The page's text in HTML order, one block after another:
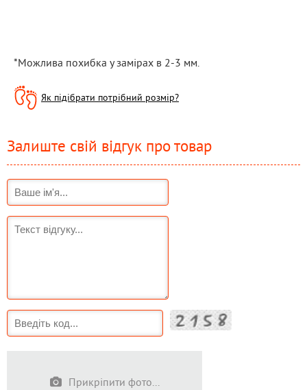
*Можлива похибка у замірах в 2-3 мм.
Як підібрати потрібний розмір?
Залиште свій відгук про товар
Прикріпити фото...